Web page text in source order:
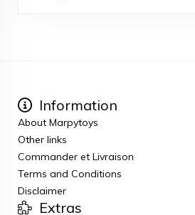
Information
About Marpytoys
Other links
Commander et Livraison
Terms and Conditions
Disclaimer
Extras